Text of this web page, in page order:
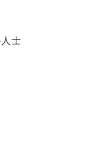
士